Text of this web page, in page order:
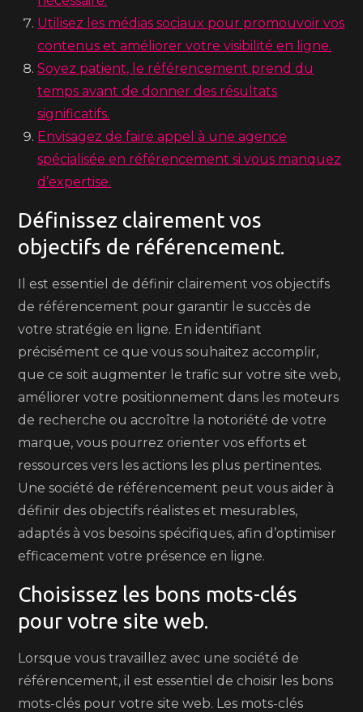
Utilisez les médias sociaux pour promouvoir vos
contenus et améliorer votre visibilité en ligne.
Soyez patient, le référencement prend du
temps avant de donner des résultats
significatifs.
Envisagez de faire appel à une agence
spécialisée en référencement si vous manquez
d’expertise.
Définissez clairement vos
objectifs de référencement.
Il est essentiel de définir clairement vos objectifs
de référencement pour garantir le succès de
votre stratégie en ligne. En identifiant
précisément ce que vous souhaitez accomplir,
que ce soit augmenter le trafic sur votre site web,
améliorer votre positionnement dans les moteurs
de recherche ou accroître la notoriété de votre
marque, vous pourrez orienter vos efforts et
ressources vers les actions les plus pertinentes.
Une société de référencement peut vous aider à
définir des objectifs réalistes et mesurables,
adaptés à vos besoins spécifiques, afin d’optimiser
efficacement votre présence en ligne.
Choisissez les bons mots-clés
pour votre site web.
Lorsque vous travaillez avec une société de
référencement, il est essentiel de choisir les bons
mots-clés pour votre site web. Les mots-clés